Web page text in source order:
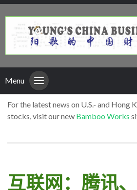
Menu
For the latest news on U.S.- and Hong
stocks, visit our new Bamboo Works
互联网：腾讯